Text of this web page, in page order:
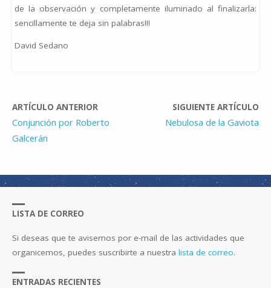
de la observación y completamente iluminado al finalizarla:
sencillamente te deja sin palabras!!!
David Sedano
ARTÍCULO ANTERIOR
Conjunción por Roberto
Galcerán
SIGUIENTE ARTÍCULO
Nebulosa de la Gaviota
LISTA DE CORREO
Si deseas que te avisemos por e-mail de las actividades que
organicemos, puedes suscribirte a nuestralista de correo.
ENTRADAS RECIENTES